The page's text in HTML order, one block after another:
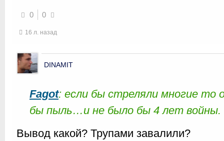
0 0
16 л. назад
DINAMIT
Fagot: если бы стреляли многие то
бы пыль…и не было бы 4 лет войны.
Вывод какой? Трупами завалили?